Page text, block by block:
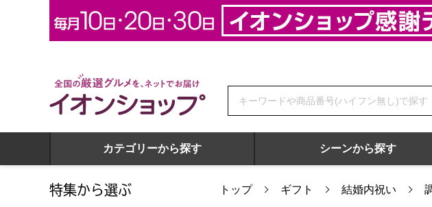
全国の厳選グルメを、ネットでお届け イオンショップ
カテゴリーから探す シーンから探す
トップ ギフト 結婚内祝い
特集から選ぶ